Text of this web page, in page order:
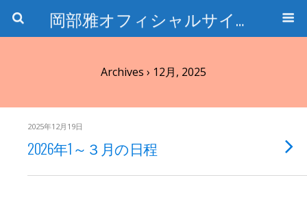
岡部雅オフィシャルサイト〜石の魅惑と数字のトリコ〜
Archives › 12月, 2025
2025年12月19日
2026年1～３月の日程